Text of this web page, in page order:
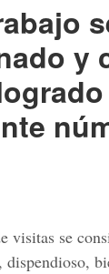
y
visitas se
dispendioso,